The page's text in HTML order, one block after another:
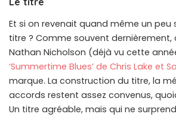
Et si on revenait quand même un peu
titre ? Comme souvent dernièrement,
Nathan Nicholson (déjà vu cette
‘Summertime Blues’ de Chris Lake et
marque. La construction du titre, la
accords restent assez convenus,
Un titre agréable, mais qui ne